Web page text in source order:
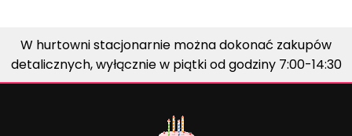
W hurtowni stacjonarnie można dokonać zakupów
detalicznych, wyłącznie w piątki od godziny 7:00-14:30